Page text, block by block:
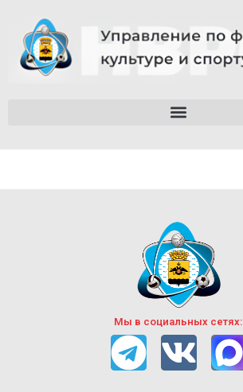
Мы в социальных сетях: